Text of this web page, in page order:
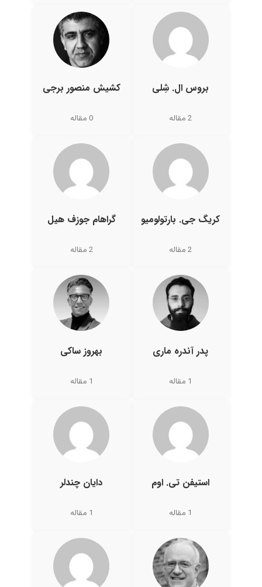
بروس ال. شِلی
2 مقاله
کشیش منصور برجی
0 مقاله
کریگ جی. بارتولومیو
2 مقاله
گراهام جوزف هیل
2 مقاله
پدر آندره ماری
1 مقاله
بهروز ساکی
1 مقاله
استیفن تی. اوم
1 مقاله
دایان چندلر
1 مقاله